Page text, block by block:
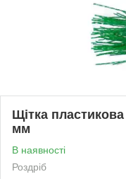
Щітка
мм
В наявності
Роздріб